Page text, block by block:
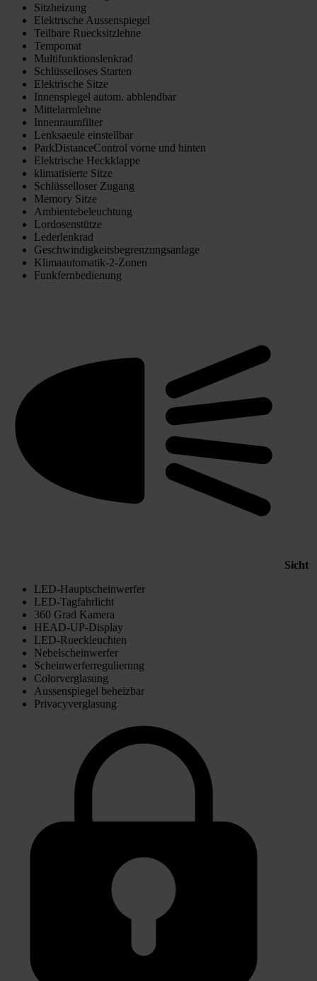
Sitzheizung
Elektrische Aussenspiegel
Teilbare Ruecksitzlehne
Tempomat
Multifunktionslenkrad
Schlüsselloses Starten
Elektrische Sitze
Innenspiegel autom. abblendbar
Mittelarmlehne
Innenraumfilter
Lenksaeule einstellbar
ParkDistanceControl vorne und hinten
Elektrische Heckklappe
klimatisierte Sitze
Schlüsselloser Zugang
Memory Sitze
Ambientebeleuchtung
Lordosenstütze
Lederlenkrad
Geschwindigkeitsbegrenzungsanlage
Klimaautomatik-2-Zonen
Funkfernbedienung
Sicht
LED-Hauptscheinwerfer
LED-Tagfahrlicht
360 Grad Kamera
HEAD-UP-Display
LED-Rueckleuchten
Nebelscheinwerfer
Scheinwerferregulierung
Colorverglasung
Aussenspiegel beheizbar
Privacyverglasung